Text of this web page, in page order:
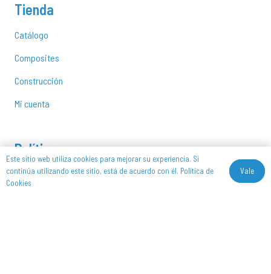
Tienda
Catálogo
Composites
Construcción
Mi cuenta
Políticas
Aviso Legar
Este sitio web utiliza cookies para mejorar su experiencia. Si
continúa utilizando este sitio, está de acuerdo con él. Política de
Cookies
Vale